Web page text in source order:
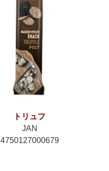
トリュフ
JAN
4750127000679